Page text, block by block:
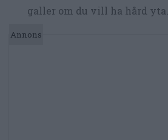
galler om du vill ha hård yta.